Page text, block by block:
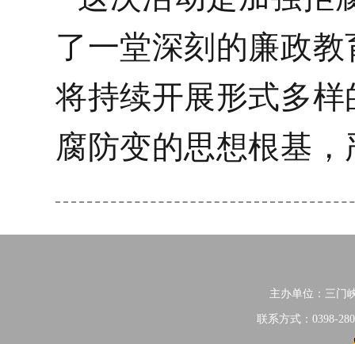
了一堂深刻的廉政
将持续开展形式多
腐防变的思想根基
主办单位：三门
联系方式：0398-